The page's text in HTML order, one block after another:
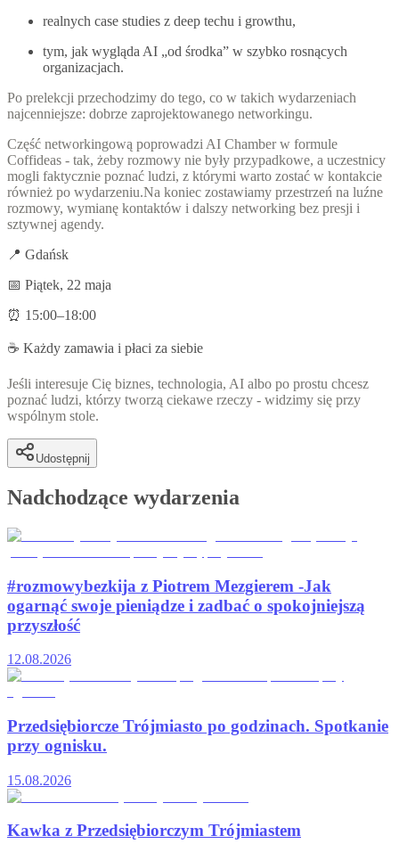
realnych case studies z deep techu i growthu,
tym, jak wygląda AI „od środka” w szybko rosnących
organizacjach.
Po prelekcji przechodzimy do tego, co w takich wydarzeniach
najcenniejsze: dobrze zaprojektowanego networkingu.
Część networkingową poprowadzi AI Chamber w formule
Coffideas - tak, żeby rozmowy nie były przypadkowe, a uczestnicy
mogli faktycznie poznać ludzi, z którymi warto zostać w kontakcie
również po wydarzeniu.Na koniec zostawiamy przestrzeń na luźne
rozmowy, wymianę kontaktów i dalszy networking bez presji i
sztywnej agendy.
📍 Gdańsk
📅 Piątek, 22 maja
⏰ 15:00–18:00
☕ Każdy zamawia i płaci za siebie
Jeśli interesuje Cię biznes, technologia, AI albo po prostu chcesz
poznać ludzi, którzy tworzą ciekawe rzeczy - widzimy się przy
wspólnym stole.
Udostępnij
Nadchodzące wydarzenia
#rozmowybezkija z Piotrem Mezgierem -Jak
ogarnąć swoje pieniądze i zadbać o spokojniejszą
przyszłość
12.08.2026
Przedsiębiorcze Trójmiasto po godzinach. Spotkanie
przy ognisku.
15.08.2026
Kawka z Przedsiębiorczym Trójmiastem